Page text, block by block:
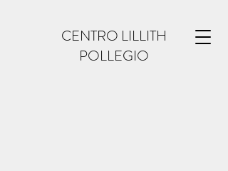
CENTRO LILLITH
POLLEGIO